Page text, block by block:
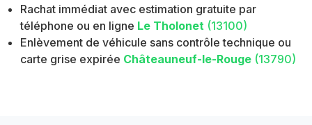
Rachat immédiat avec estimation gratuite par
téléphone ou en ligne Le Tholonet (13100)
Enlèvement de véhicule sans contrôle technique ou
carte grise expirée Châteauneuf-le-Rouge (13790)